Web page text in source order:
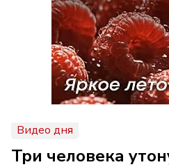
Видео дня
Три человека